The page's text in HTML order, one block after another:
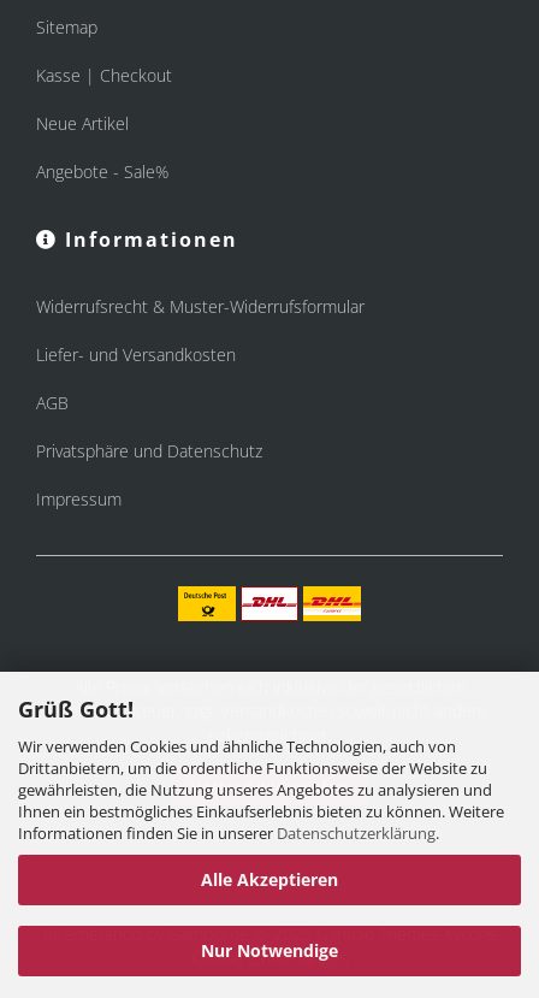
Grüß Gott!
Wir verwenden Cookies und ähnliche Technologien, auch von
Drittanbietern, um die ordentliche Funktionsweise der Website zu
gewährleisten, die Nutzung unseres Angebotes zu analysieren und
Ihnen ein bestmögliches Einkaufserlebnis bieten zu können. Weitere
Informationen finden Sie in unserer Datenschutzerklärung.
Alle Akzeptieren
Nur Notwendige
Sitemap
Kasse | Checkout
Neue Artikel
Angebote - Sale%
Informationen
Widerrufsrecht & Muster-Widerrufsformular
Liefer- und Versandkosten
AGB
Privatsphäre und Datenschutz
Impressum
Mehrwertsteuer, zzgl.
gekennzeichnet.
Vertrag widerrufen
Internetshopby Gambio.de © 2025 Gambio ThemesXycons
Cookie Einstellungen